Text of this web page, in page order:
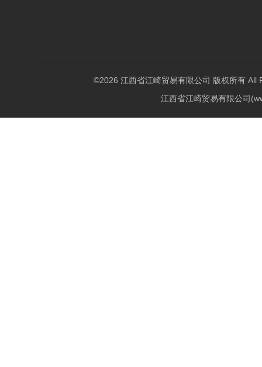
©2026 江西省江崎贸易有限公司 版权所有 All
江西省江崎贸易有限公司